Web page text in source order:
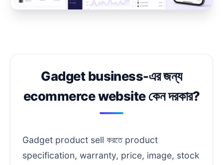
Gadget business-এর জন্য
ecommerce website কেন দরকার?
Gadget product sell করতে product
specification, warranty, price, image, stock